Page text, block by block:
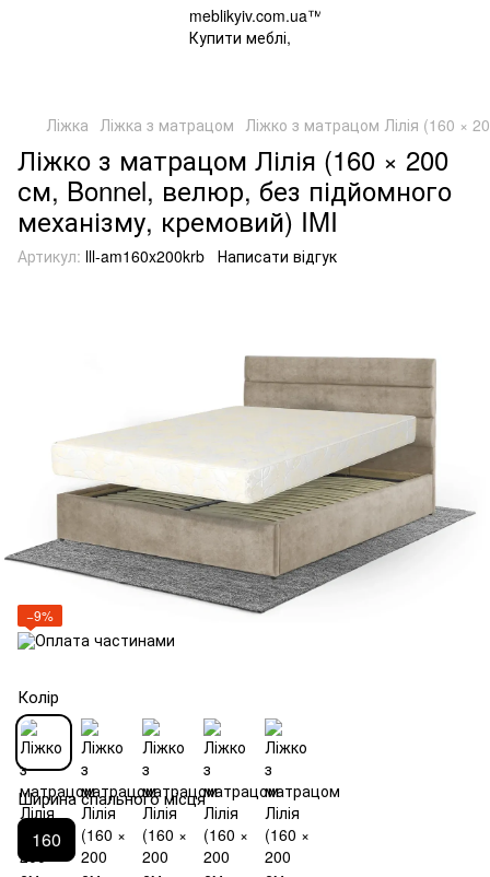
Ліжка Ліжка з матрацом Ліжко з матрацом Лілія (160 ×
Ліжко з матрацом Лілія (160 × 200
см, Bonnel, велюр, без підйомного
механізму, кремовий) IMI
Артикул: lll-am160x200krb Написати відгук
−9%
Колір
Ширина спального місця
160